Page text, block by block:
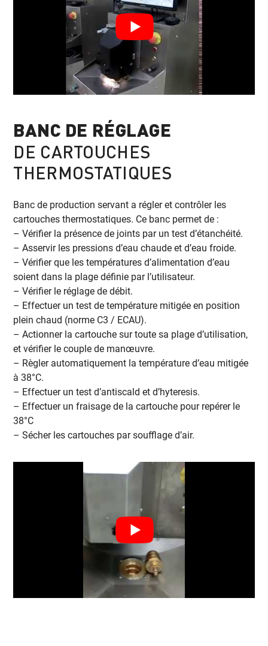
BANC DE RÉGLAGE
DE CARTOUCHES
THERMOSTATIQUES
Banc de production servant a régler et contrôler les
cartouches thermostatiques. Ce banc permet de :
– Vérifier la présence de joints par un test d’étanchéité.
– Asservir les pressions d’eau chaude et d’eau froide.
– Vérifier que les températures d’alimentation d’eau
soient dans la plage définie par l’utilisateur.
– Vérifier le réglage de débit.
– Effectuer un test de température mitigée en position
plein chaud (norme C3 / ECAU).
– Actionner la cartouche sur toute sa plage d’utilisation,
et vérifier le couple de manœuvre.
– Règler automatiquement la température d’eau mitigée
à 38°C.
– Effectuer un test d’antiscald et d’hyteresis.
– Effectuer un fraisage de la cartouche pour repérer le
38°C
– Sécher les cartouches par soufflage d’air.